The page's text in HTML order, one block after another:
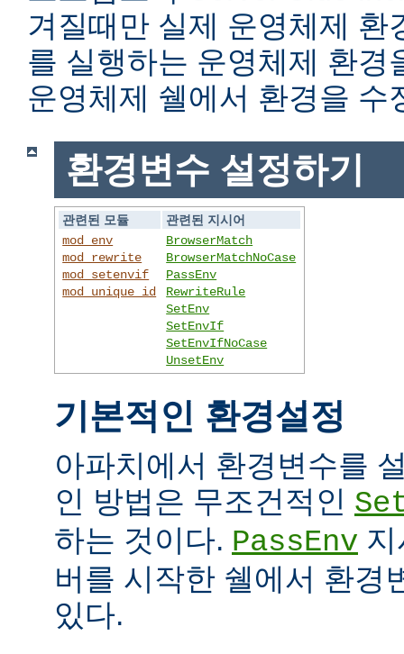
겨질때만 실제 운영체제 환
를 실행하는 운영체제 환경
운영체제 쉘에서 환경을 수
환경변수 설정하기
관련된 모듈
관련된 지시어
mod_env
mod_rewrite
mod_setenvif
mod_unique_id
BrowserMatch
BrowserMatchNoCase
PassEnv
RewriteRule
SetEnv
SetEnvIf
SetEnvIfNoCase
UnsetEnv
기본적인 환경설정
아파치에서 환경변수를
인 방법은 무조건적인
하는 것이다. PassEnv
버를 시작한 쉘에서 환경
있다.